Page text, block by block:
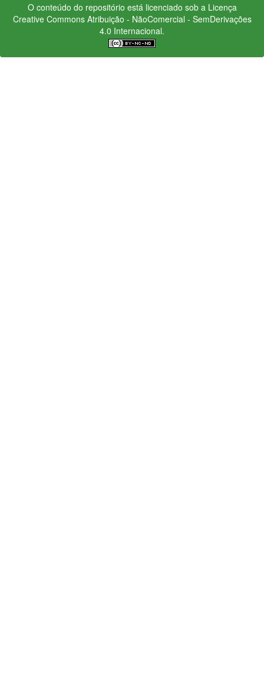
O conteúdo do repositório está licenciado sob a Licença
Creative CommonsAtribuição - NãoComercial - SemDerivações
4.0 Internacional.